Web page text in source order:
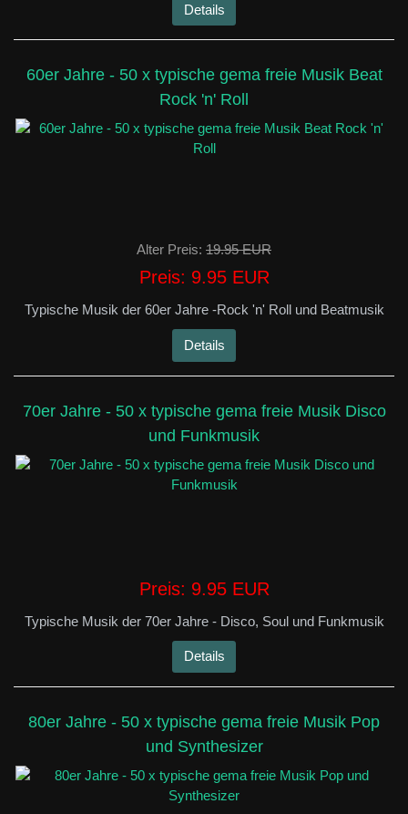
Details
60er Jahre - 50 x typische gema freie Musik Beat
Rock 'n' Roll
Alter Preis: 19.95 EUR
Preis: 9.95 EUR
Typische Musik der 60er Jahre -Rock 'n' Roll und Beatmusik
Details
70er Jahre - 50 x typische gema freie Musik Disco
und Funkmusik
Preis: 9.95 EUR
Typische Musik der 70er Jahre - Disco, Soul und Funkmusik
Details
80er Jahre - 50 x typische gema freie Musik Pop
und Synthesizer